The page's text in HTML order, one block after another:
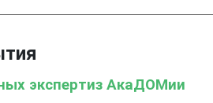
экспертиз АкаДОМии